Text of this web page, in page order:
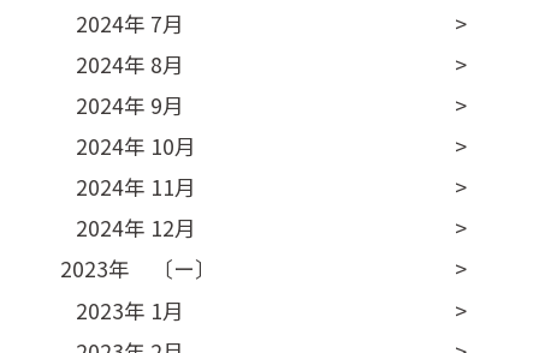
2024年 7月
2024年 8月
2024年 9月
2024年 10月
2024年 11月
2024年 12月
2023年 〔ー〕
2023年 1月